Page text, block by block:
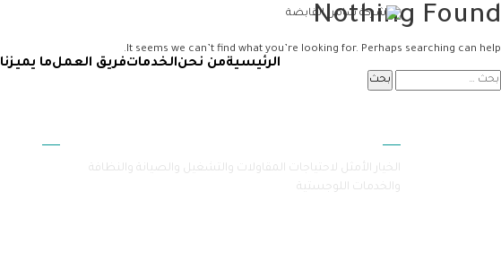
الرئيسيةمن نحنالخدماتفريق العملما يميزنا
Nothing Found
It seems we can’t find what you’re looking for. Perhaps searching can help.
الخيار الأمثل لاحتياجات المقاولات والتشغيل والصيانة والنظافة
والخدمات اللوجستية